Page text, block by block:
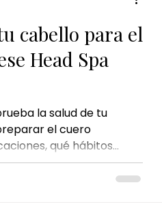
ritual de jengibre
cabello para el
Head Spa
la salud de tu
el cuero
qué hábitos
y por qué un Head
para mantener un